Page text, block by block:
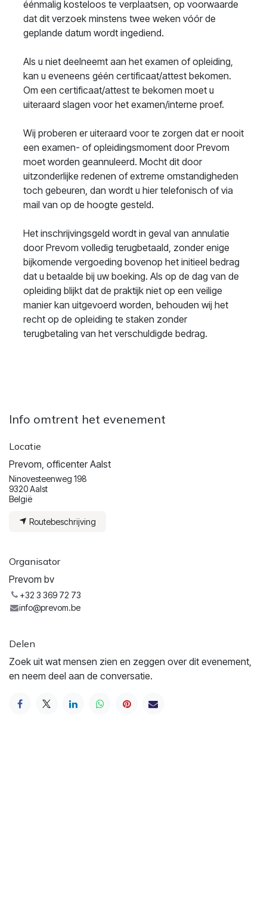
éénmalig kosteloos te verplaatsen, op voorwaarde
dat dit verzoek minstens twee weken vóór de
geplande datum wordt ingediend.
Als u niet deelneemt aan het examen of opleiding,
kan u eveneens géén certificaat/attest bekomen.
Om een certificaat/attest te bekomen moet u
uiteraard slagen voor het examen/interne proef.
Wij proberen er uiteraard voor te zorgen dat er nooit
een examen- of opleidingsmoment door Prevom
moet worden geannuleerd. Mocht dit door
uitzonderlijke redenen of extreme omstandigheden
toch gebeuren, dan wordt u hier telefonisch of via
mail van op de hoogte gesteld.
Het inschrijvingsgeld wordt in geval van annulatie
door Prevom volledig terugbetaald, zonder enige
bijkomende vergoeding bovenop het initieel bedrag
dat u betaalde bij uw boeking. Als op de dag van de
opleiding blijkt dat de praktijk niet op een veilige
manier kan uitgevoerd worden, behouden wij het
recht op de opleiding te staken zonder
terugbetaling van het verschuldigde bedrag.
Info omtrent het evenement
Locatie
Prevom, officenter Aalst
Ninovesteenweg 198
9320 Aalst
België
Routebeschrijving
Organisator
Prevom bv
+32 3 369 72 73
info@prevom.be
Delen
Zoek uit wat mensen zien en zeggen over dit evenement,
en neem deel aan de conversatie.